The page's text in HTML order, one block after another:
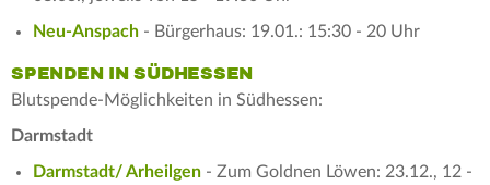
Neu-Anspach - Bürgerhaus: 19.01.: 15:30 - 20 Uhr
SPENDEN IN SÜDHESSEN
Blutspende-Möglichkeiten in Südhessen:
Darmstadt
Darmstadt/ Arheilgen - Zum Goldnen Löwen: 23.12., 12 -